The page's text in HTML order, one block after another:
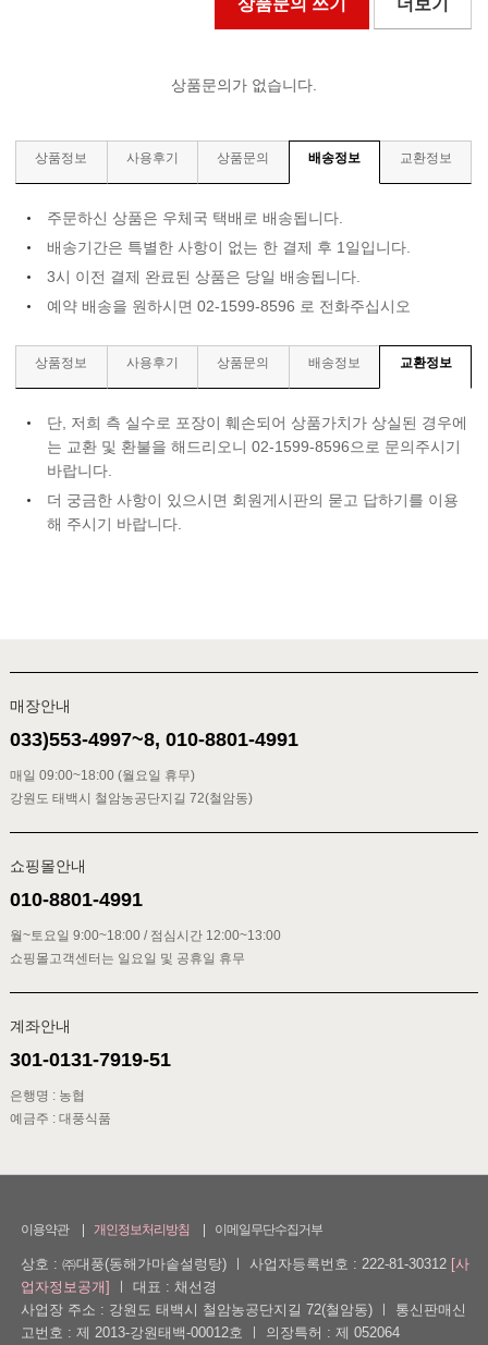
상품문의가 없습니다.
상품정보 사용후기 상품문의 배송정보 교환정보
주문하신 상품은 우체국 택배로 배송됩니다.
배송기간은 특별한 사항이 없는 한 결제 후 1일입니다.
3시 이전 결제 완료된 상품은 당일 배송됩니다.
예약 배송을 원하시면 02-1599-8596 로 전화주십시오
상품정보 사용후기 상품문의 배송정보 교환정보
단, 저희 측 실수로 포장이 훼손되어 상품가치가 상실된 경우에
는 교환 및 환불을 해드리오니 02-1599-8596으로 문의주시기
바랍니다.
더 궁금한 사항이 있으시면 회원게시판의 묻고 답하기를 이용
해 주시기 바랍니다.
매장안내
033)553-4997~8, 010-8801-4991
매일 09:00~18:00 (월요일 휴무)
강원도 태백시 철암농공단지길 72(철암동)
쇼핑몰안내
010-8801-4991
월~토요일 9:00~18:00 / 점심시간 12:00~13:00
쇼핑몰고객센터는 일요일 및 공휴일 휴무
계좌안내
301-0131-7919-51
은행명 : 농협
예금주 : 대풍식품
이용약관 개인정보처리방침 이메일무단수집거부
상호 : ㈜대풍(동해가마솥설렁탕)ㅣ 사업자등록번호 : 222-81-30312 [사
업자정보공개] ㅣ 대표 : 채선경
사업장 주소 : 강원도 태백시 철암농공단지길 72(철암동)
ㅣ 통신판매신
고번호 : 제 2013-강원태백-00012호 ㅣ 의장특허 : 제 052064